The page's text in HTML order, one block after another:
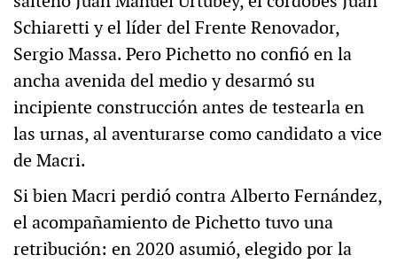
Schiaretti y el líder del Frente Renovador,
Sergio Massa. Pero Pichetto no confió en la
ancha avenida del medio y desarmó su
incipiente construcción antes de testearla en
las urnas, al aventurarse como candidato a vice
de Macri.
Si bien Macri perdió contra Alberto Fernández,
el acompañamiento de Pichetto tuvo una
retribución: en 2020 asumió, elegido por la